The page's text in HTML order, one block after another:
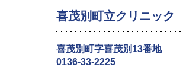
喜茂別町立クリニック
喜茂別町字喜茂別13番地
0136-33-2225